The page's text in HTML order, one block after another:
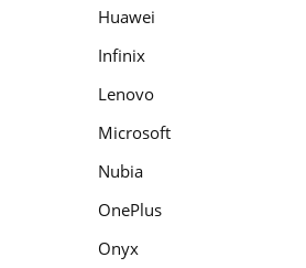
Huawei
Infinix
Lenovo
Microsoft
Nubia
OnePlus
Onyx